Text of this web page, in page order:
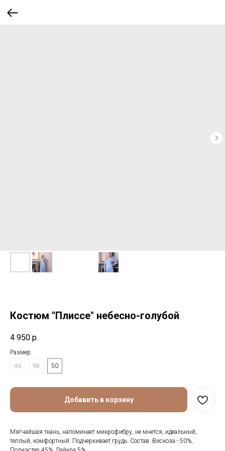
Костюм "Плиссе" небесно-голубой
4 950 р.
Размер
46
48 50
Добавить в корзину
Мягчайшая ткань, напоминает микрофибру, не мнется, идеальный,
теплый, комфортный. Подчеркивает грудь. Состав: Вискоза - 50%,